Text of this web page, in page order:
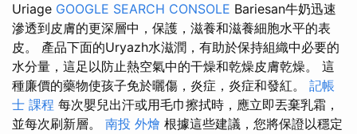
Uriage GOOGLE SEARCH CONSOLE Bariesan牛奶迅速
滲透到皮膚的更深層中，保護，滋養和滋養細胞水平的表
皮。 產品下面的Uryazh水滋潤，有助於保持組織中必要的
水分量，這足以防止熱空氣中的干燥和乾燥皮膚乾燥。 這
種廉價的藥物使孩子免於曬傷，炎症，炎症和發紅。 記帳
士 課程 每次嬰兒出汗或用毛巾擦拭時，應立即丟棄乳霜，
並每次刷新層。 南投 外燴 根據這些建議，您將保證以穩定